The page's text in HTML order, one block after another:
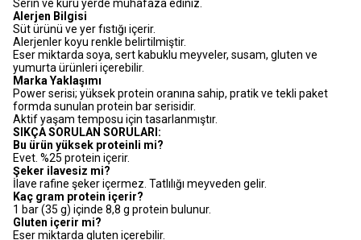
Serin ve kuru yerde muhafaza ediniz.
Alerjen Bilgisi
Süt ürünü ve yer fıstığı içerir.
Alerjenler koyu renkle belirtilmiştir.
Eser miktarda soya, sert kabuklu meyveler, susam, gluten ve
yumurta ürünleri içerebilir.
Marka Yaklaşımı
Power serisi; yüksek protein oranına sahip, pratik ve tekli paket
formda sunulan protein bar serisidir.
Aktif yaşam temposu için tasarlanmıştır.
SIKÇA SORULAN SORULARI:
Bu ürün yüksek proteinli mi?
Evet. %25 protein içerir.
Şeker ilavesiz mi?
İlave rafine şeker içermez. Tatlılığı meyveden gelir.
Kaç gram protein içerir?
1 bar (35 g) içinde 8,8 g protein bulunur.
Gluten içerir mi?
Eser miktarda gluten içerebilir.